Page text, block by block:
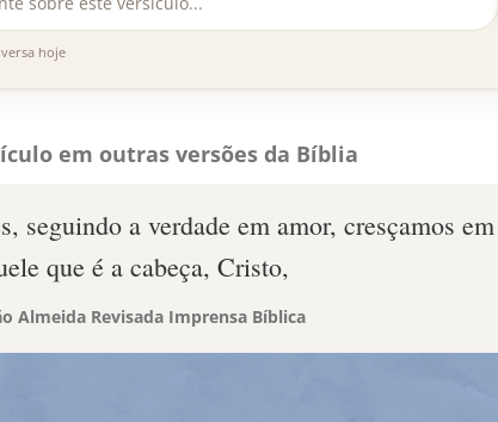
hoje
em outras versões da Bíblia
seguindo a verdade em amor, cresçamos
que é a cabeça, Cristo,
Almeida Revisada Imprensa Bíblica